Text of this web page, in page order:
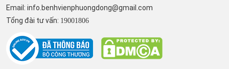
Email: info.benhvienphuongdong@gmail.com
Tổng đài tư vấn: 19001806